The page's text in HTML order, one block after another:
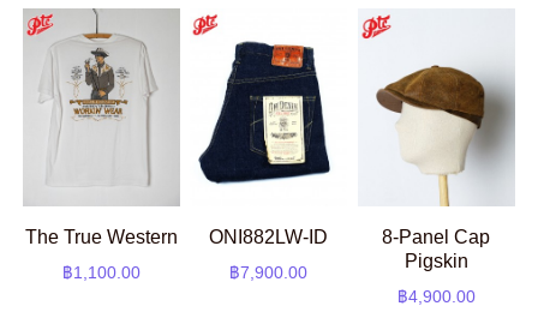
The True Western
฿1,100.00
ONI882LW-ID
฿7,900.00
8-Panel Cap
Pigskin
฿4,900.00